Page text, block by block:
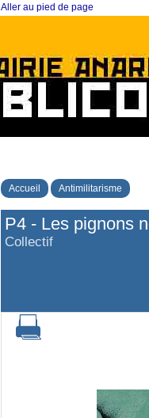
Aller au pied de page
Accueil Antimilitarisme
P4 - Les pignons
Collectif